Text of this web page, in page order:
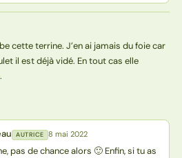
cette terrine. J’en ai jamais du foie car
il est déjà vidé. En tout cas elle
AUTRICE 8 mai 2022
pas de chance alors 🙂 Enfin, si tu as